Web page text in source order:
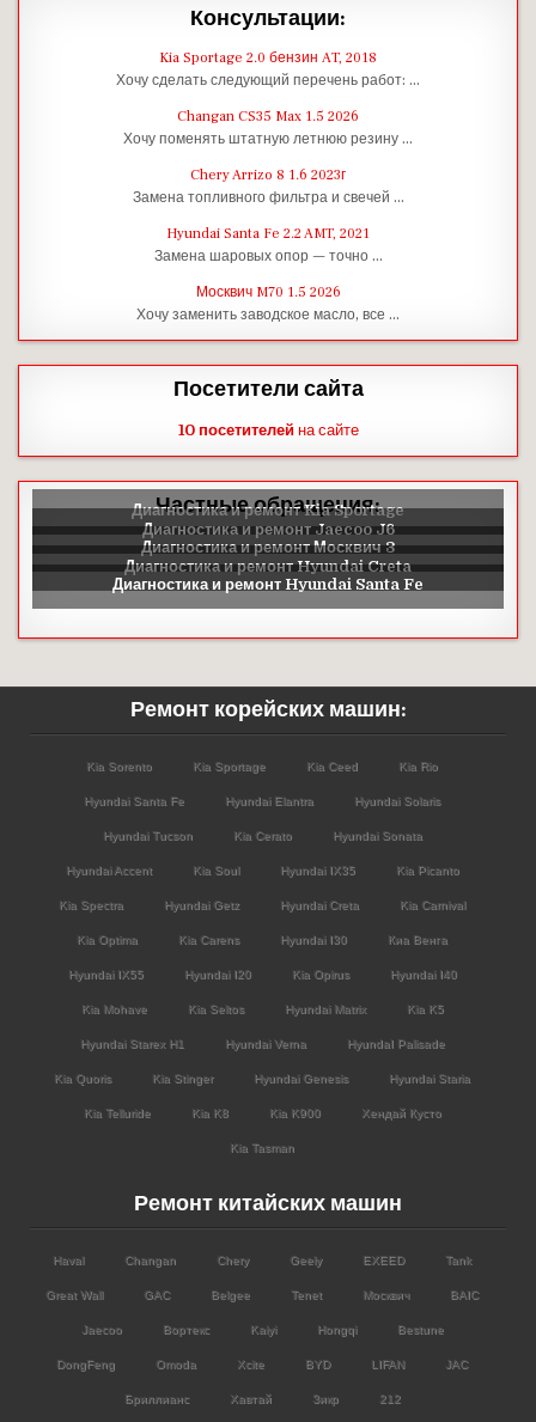
Консультации:
Kia Sportage 2.0 бензин AT, 2018
Хочу сделать следующий перечень работ: …
Changan CS35 Max 1.5 2026
Хочу поменять штатную летнюю резину …
Chery Arrizo 8 1.6 2023г
Замена топливного фильтра и свечей …
Hyundai Santa Fe 2.2 AMT, 2021
Замена шаровых опор — точно …
Москвич M70 1.5 2026
Хочу заменить заводское масло, все …
Посетители сайта
10 посетителейна сайте
Частные обращения:
Ремонт корейских машин:
Kia Sorento Kia Sportage Kia Ceed Kia Rio
Hyundai Santa Fe Hyundai Elantra Hyundai Solaris
Hyundai Tucson Kia Cerato Hyundai Sonata
Hyundai Accent Kia Soul Hyundai IX35 Kia Picanto
Kia Spectra Hyundai Getz Hyundai Creta Kia Carnival
Kia Optima Kia Carens Hyundai I30 Киа Венга
Hyundai IX55 Hyundai I20 Kia Opirus Hyundai I40
Kia Mohave Kia Seltos Hyundai Matrix Kia K5
Hyundai Starex H1 Hyundai Verna HyundaI Palisade
Kia Quoris Kia Stinger Hyundai Genesis Hyundai Staria
Kia Telluride Kia K8 Kia K900 Хендай Кусто
Kia Tasman
Ремонт китайских машин
Haval Changan Chery Geely EXEED Tank
Great Wall GAC Belgee Tenet Москвич BAIC
Jaecoo Вортекс Kaiyi Hongqi Bestune
DongFeng Omoda Xcite BYD LIFAN JAC
Бриллианс Хавтай Зикр 212